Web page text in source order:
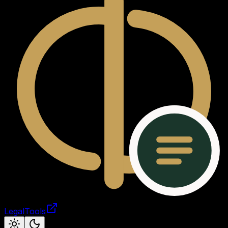
LegalTools